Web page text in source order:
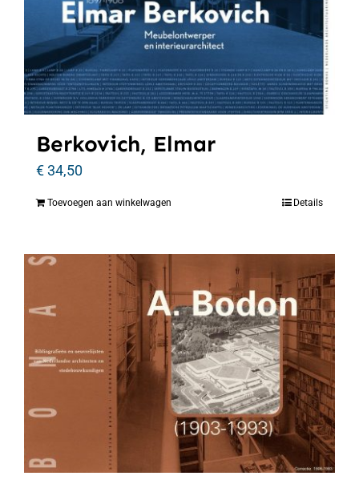
Berkovich, Elmar
€34,50
Toevoegen aan winkelwagen Details